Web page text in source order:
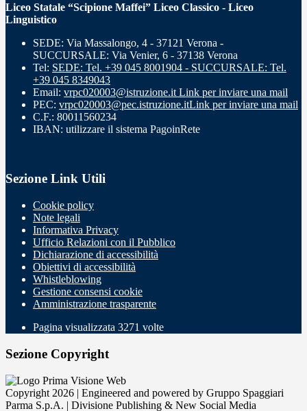
Liceo Statale “Scipione Maffei” Liceo Classico - Liceo
Linguistico
SEDE: Via Massalongo, 4 - 37121 Verona -
SUCCURSALE: Via Venier, 6 - 37138 Verona
Tel: SEDE: Tel. +39 045 8001904 - SUCCURSALE: Tel.
+39 045 8349043
Email: vrpc020003@istruzione.it Link per inviare una mail
PEC: vrpc020003@pec.istruzione.itLink per inviare una mail
C.F.: 80011560234
IBAN: utilizzare il sistema PagoinRete
Sezione Link Utili
Cookie policy
Note legali
Informativa Privacy
Ufficio Relazioni con il Pubblico
Dichiarazione di accessibilità
Obiettivi di accessibilità
Whistleblowing
Gestione consensi cookie
Amministrazione trasparente
Pagina visualizzata 3271 volte
Sezione Copyright
Copyright 2026 | Engineered and powered by Gruppo Spaggiari
Parma S.p.A. | Divisione Publishing & New Social Media